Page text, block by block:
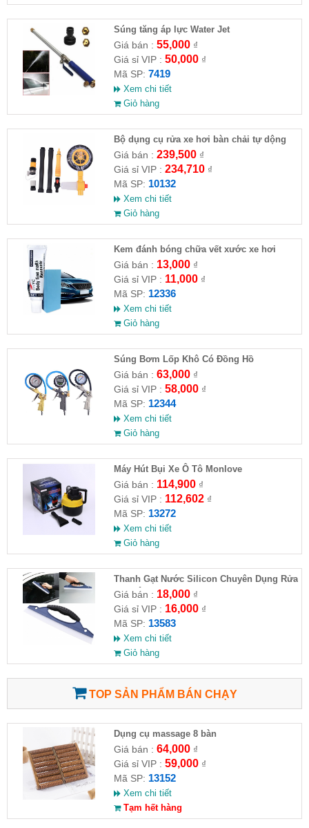
Súng tăng áp lực Water Jet
Giá bán : 55,000₫
Giá sỉ VIP : 50,000₫
Mã SP: 7419
Xem chi tiết
Giỏ hàng
Bộ dụng cụ rửa xe hơi bàn chải tự dộng
kèm 10m ống nước
Giá bán : 239,500₫
Giá sỉ VIP : 234,710₫
Mã SP: 10132
Xem chi tiết
Giỏ hàng
Kem đánh bóng chữa vết xước xe hơi
Giá bán : 13,000₫
Giá sỉ VIP : 11,000₫
Mã SP: 12336
Xem chi tiết
Giỏ hàng
Súng Bơm Lốp Khô Có Đồng Hồ
Giá bán : 63,000₫
Giá sỉ VIP : 58,000₫
Mã SP: 12344
Xem chi tiết
Giỏ hàng
Máy Hút Bụi Xe Ô Tô Monlove
Giá bán : 114,900₫
Giá sỉ VIP : 112,602₫
Mã SP: 13272
Xem chi tiết
Giỏ hàng
Thanh Gạt Nước Silicon Chuyên Dụng Rửa
Kính Ô Tô, Xe Hơi
Giá bán : 18,000₫
Giá sỉ VIP : 16,000₫
Mã SP: 13583
Xem chi tiết
Giỏ hàng
TOP SẢN PHẨM BÁN CHẠY
Dụng cụ massage 8 bàn
Giá bán : 64,000₫
Giá sỉ VIP : 59,000₫
Mã SP: 13152
Xem chi tiết
Tạm hết hàng